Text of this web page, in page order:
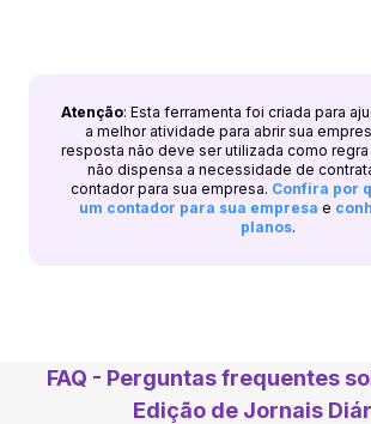
Atenção: Esta ferramenta foi criada para
a melhor atividade para abrir sua
resposta não deve ser utilizada como
não dispensa a necessidade de
contador para sua empresa. Confira por
um contador para sua empresa e
planos.
FAQ - Perguntas frequentes
Edição de Jornais